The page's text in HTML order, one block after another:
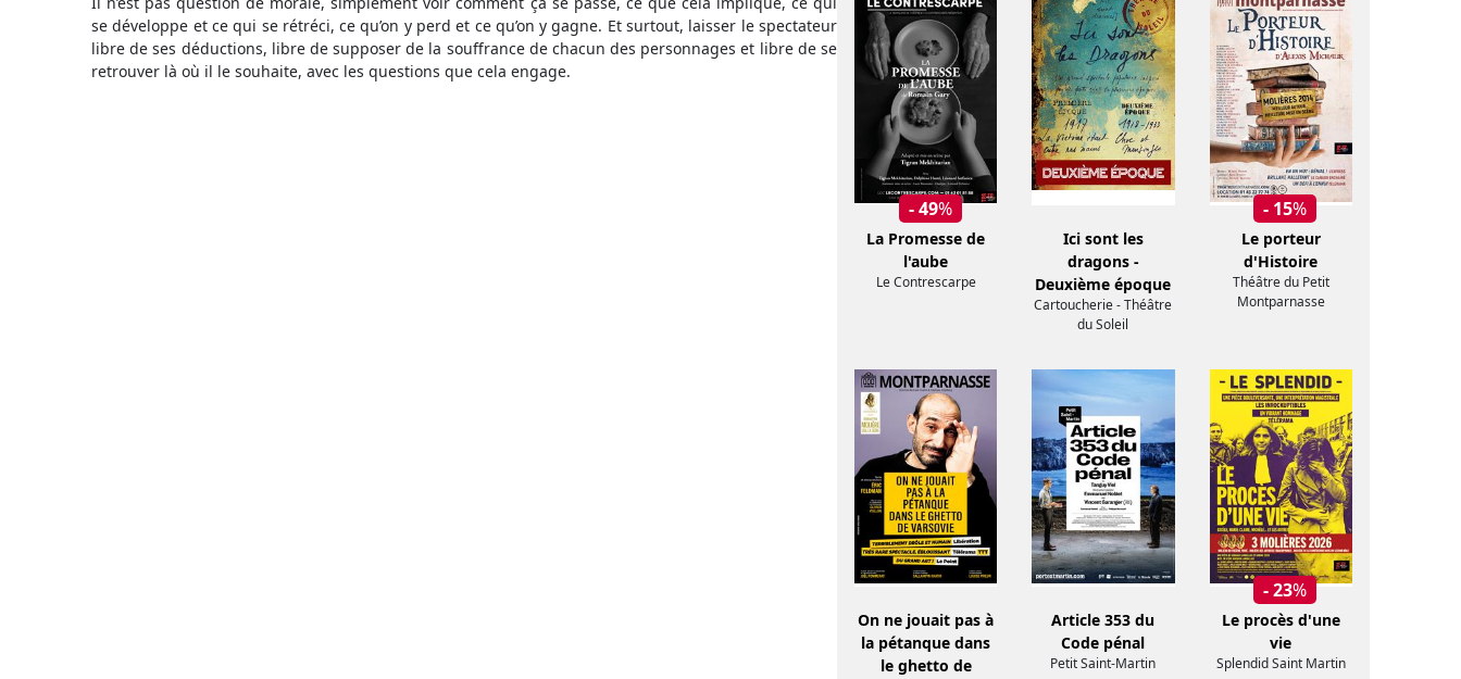
se développe et ce qui se rétréci, ce qu’on y perd et ce qu’on y gagne. Et surtout, laisser le spectateur
libre de ses déductions, libre de supposer de la souffrance de chacun des personnages et libre de se
retrouver là où il le souhaite, avec les questions que cela engage.
- 49%
La Promesse de
l'aube
Le Contrescarpe
Ici sont les
dragons -
Deuxième époque
Cartoucherie - Théâtre
du Soleil
- 15%
Le porteur
d'Histoire
Théâtre du Petit
Montparnasse
On ne jouait pas à
la pétanque dans
le ghetto de
Article 353 du
Code pénal
Petit Saint-Martin
- 23%
Le procès d'une
vie
Splendid Saint Martin